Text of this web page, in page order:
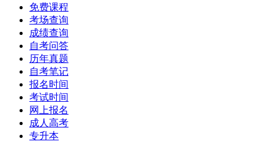
免费课程
考场查询
成绩查询
自考问答
历年真题
自考笔记
报名时间
考试时间
网上报名
成人高考
专升本